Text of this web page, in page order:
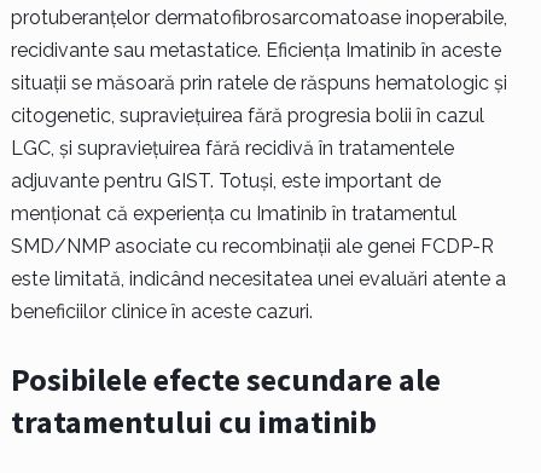
protuberanțelor dermatofibrosarcomatoase inoperabile,
recidivante sau metastatice. Eficiența Imatinib în aceste
situații se măsoară prin ratele de răspuns hematologic și
citogenetic, supraviețuirea fără progresia bolii în cazul
LGC, și supraviețuirea fără recidivă în tratamentele
adjuvante pentru GIST. Totuși, este important de
menționat că experiența cu Imatinib în tratamentul
SMD/NMP asociate cu recombinații ale genei FCDP-R
este limitată, indicând necesitatea unei evaluări atente a
beneficiilor clinice în aceste cazuri.
Posibilele efecte secundare ale
tratamentului cu imatinib